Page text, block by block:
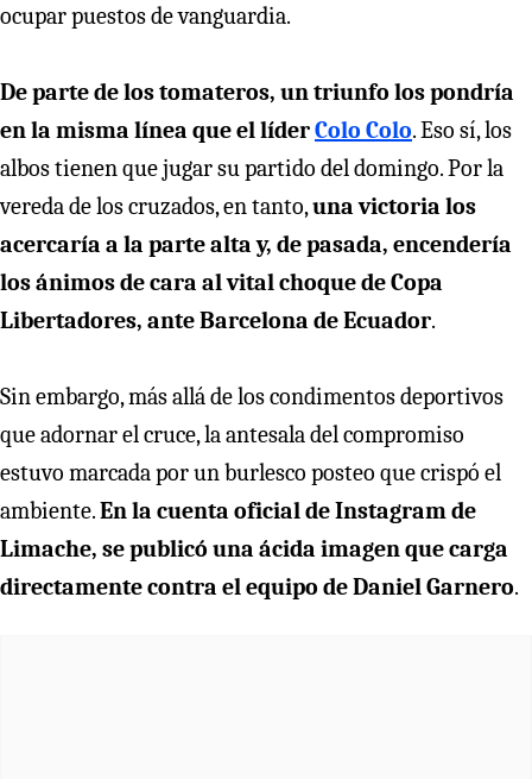
ocupar puestos de vanguardia.
De parte de los tomateros, un triunfo los pondría
en la misma línea que el líderColo Colo. Eso sí, los
albos tienen que jugar su partido del domingo. Por la
vereda de los cruzados, en tanto,una victoria los
acercaría a la parte alta y, de pasada, encendería
los ánimos de cara al vital choque de Copa
Libertadores, ante Barcelona de Ecuador.
Sin embargo, más allá de los condimentos deportivos
que adornar el cruce, la antesala del compromiso
estuvo marcada por un burlesco posteo que crispó el
ambiente.En la cuenta oficial de Instagram de
Limache, se publicó una ácida imagen que carga
directamente contra el equipo de Daniel Garnero.